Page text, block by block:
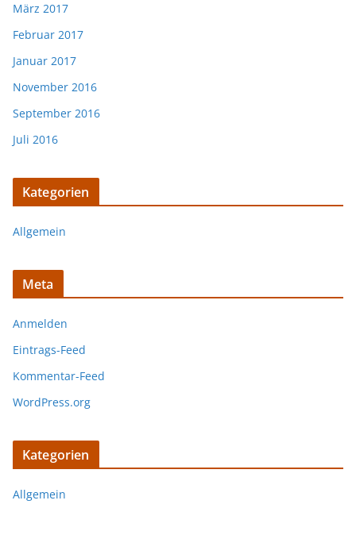
März 2017
Februar 2017
Januar 2017
November 2016
September 2016
Juli 2016
Kategorien
Allgemein
Meta
Anmelden
Eintrags-Feed
Kommentar-Feed
WordPress.org
Kategorien
Allgemein